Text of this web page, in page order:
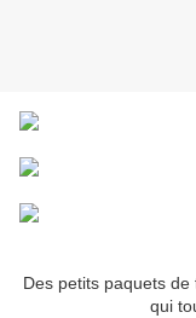
Des petits paquets
qui